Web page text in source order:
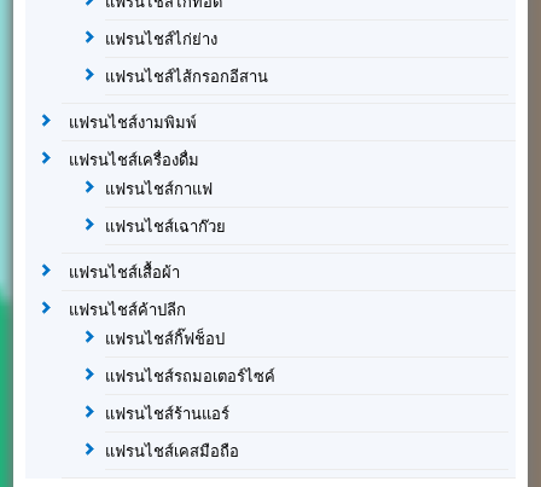
แฟรนไชส์ไก่ย่าง
แฟรนไชส์ไส้กรอกอีสาน
แฟรนไชส์งามพิมพ์
แฟรนไชส์เครื่องดื่ม
แฟรนไชส์กาแฟ
แฟรนไชส์เฉาก๊วย
แฟรนไชส์เสื้อผ้า
แฟรนไชส์ค้าปลีก
แฟรนไชส์กิ๊ฟช็อป
แฟรนไชส์รถมอเตอร์ไซค์
แฟรนไชส์ร้านแอร์
แฟรนไชส์เคสมือถือ